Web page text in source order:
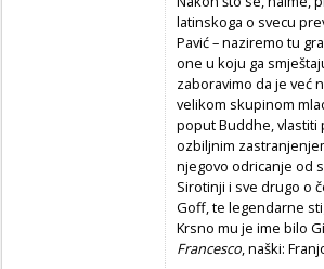
latinskoga o svecu
Pavić – naziremo tu
one u koju ga
zaboravimo da je već
velikom skupinom
poput Buddhe, vlastiti
ozbiljnim
njegovo odricanje od
Sirotinji i sve drugo o
Goff, te legendarne
Krsno mu je ime bilo
Francesco, naški: